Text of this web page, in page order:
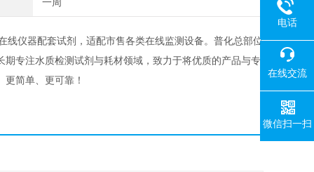
仪器配套试剂，适配市售各类在线监测设备。普化总部位
专注水质检测试剂与耗材领域，致力于将优质的产品与专
简单、更可靠！
电话
400-
在线交流
微信扫一扫